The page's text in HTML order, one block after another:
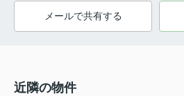
メールで共有する
近隣の物件